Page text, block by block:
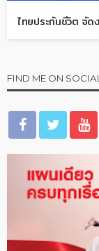
ไทยประกันชีวิต จัด
FIND ME ON